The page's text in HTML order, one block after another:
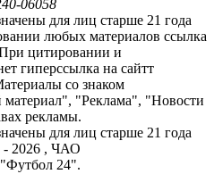
06058
для лиц старше 21 года
любых материалов ссылка
цитировании и
гиперссылка на сайтт
со знаком
"Реклама", "Новости
рекламы.
для лиц старше 21 года
- 2026 , ЧАО
24".